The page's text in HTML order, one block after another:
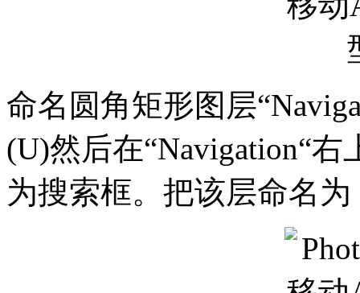
命名圆角矩形图层
(U)然后在“Navigation“
为搜索框。把该层命名为